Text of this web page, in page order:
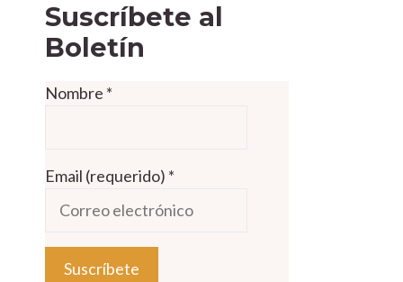
Suscríbete al
Boletín
Nombre *
Email (requerido) *